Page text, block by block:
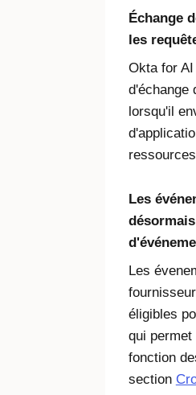
Échange
les
Okta for
d'échange
lorsqu'il
Les
Les
éligibles
qui
fonction
section